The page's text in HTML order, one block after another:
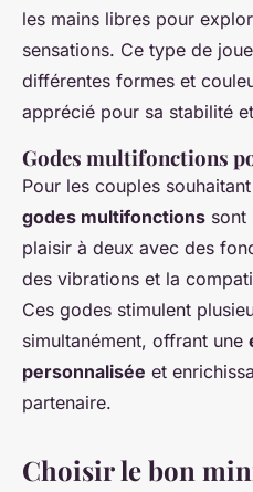
les mains libres pour
sensations. Ce type de
différentes formes et
apprécié pour sa stabilité
Godes multifonctions
Pour les couples
godes multifonctions sont
plaisir à deux avec des
des vibrations et la
Ces godes stimulent
simultanément, offrant une
personnalisée et
partenaire.
Choisir le bon